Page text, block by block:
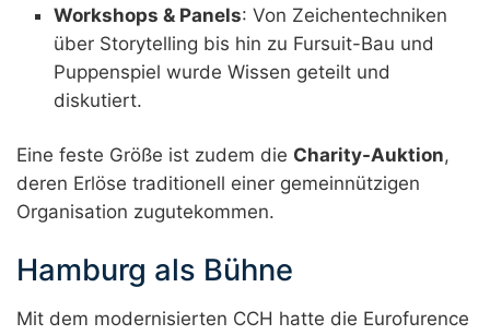
Workshops & Panels: Von Zeichentechniken
über Storytelling bis hin zu Fursuit-Bau und
Puppenspiel wurde Wissen geteilt und
diskutiert.
Eine feste Größe ist zudem die Charity-Auktion,
deren Erlöse traditionell einer gemeinnützigen
Organisation zugutekommen.
Hamburg als Bühne
Mit dem modernisierten CCH hatte die Eurofurence